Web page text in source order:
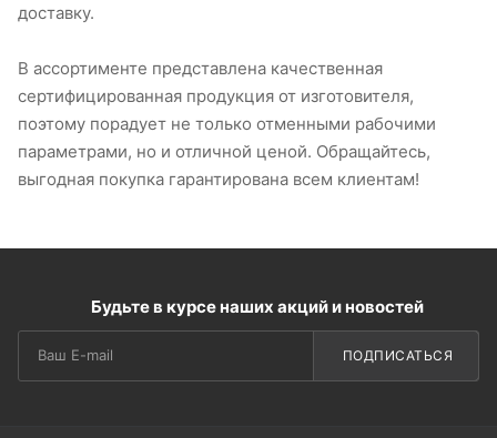
доставку.
В ассортименте представлена качественная
сертифицированная продукция от изготовителя,
поэтому порадует не только отменными рабочими
параметрами, но и отличной ценой. Обращайтесь,
выгодная покупка гарантирована всем клиентам!
Будьте в курсе наших акций и новостей
ПОДПИСАТЬСЯ